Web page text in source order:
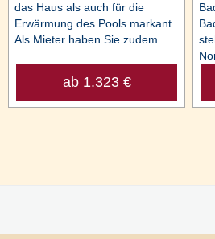
das Haus als auch für die
Erwärmung des Pools markant.
Als Mieter haben Sie zudem ...
ab 1.323 €